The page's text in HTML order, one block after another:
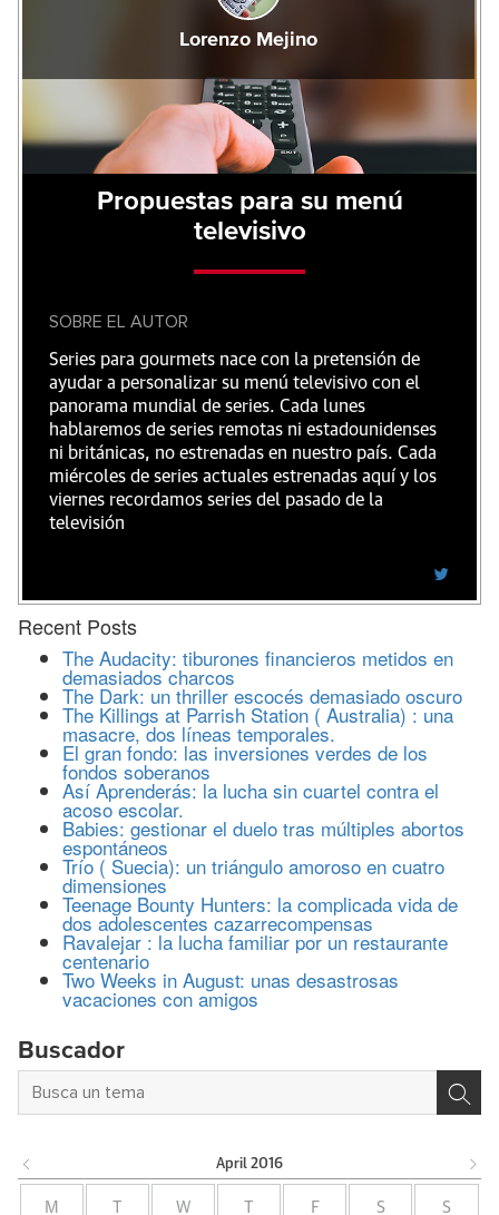
Lorenzo Mejino
Propuestas para su menú
televisivo
SOBRE EL AUTOR
Series para gourmets nace con la pretensión de
ayudar a personalizar su menú televisivo con el
panorama mundial de series. Cada lunes
hablaremos de series remotas ni estadounidenses
ni británicas, no estrenadas en nuestro país. Cada
miércoles de series actuales estrenadas aquí y los
viernes recordamos series del pasado de la
televisión
Recent Posts
The Audacity: tiburones financieros metidos en
demasiados charcos
The Dark: un thriller escocés demasiado oscuro
The Killings at Parrish Station ( Australia) : una
masacre, dos líneas temporales.
El gran fondo: las inversiones verdes de los
fondos soberanos
Así Aprenderás: la lucha sin cuartel contra el
acoso escolar.
Babies: gestionar el duelo tras múltiples abortos
espontáneos
Trío ( Suecia): un triángulo amoroso en cuatro
dimensiones
Teenage Bounty Hunters: la complicada vida de
dos adolescentes cazarrecompensas
Ravalejar : la lucha familiar por un restaurante
centenario
Two Weeks in August: unas desastrosas
vacaciones con amigos
Buscador
April 2016
M W F S S